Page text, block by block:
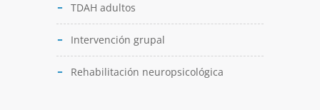
TDAH adultos
Intervención grupal
Rehabilitación neuropsicológica